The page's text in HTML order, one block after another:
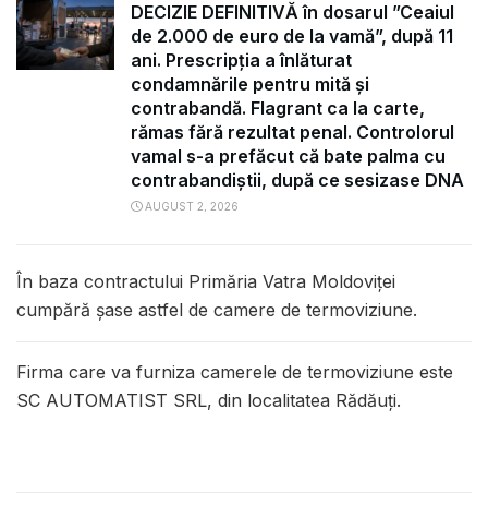
DECIZIE DEFINITIVĂ în dosarul ”Ceaiul
de 2.000 de euro de la vamă”, după 11
ani. Prescripția a înlăturat
condamnările pentru mită și
contrabandă. Flagrant ca la carte,
rămas fără rezultat penal. Controlorul
vamal s-a prefăcut că bate palma cu
contrabandiștii, după ce sesizase DNA
AUGUST 2, 2026
În baza contractului Primăria Vatra Moldoviței
cumpără șase astfel de camere de termoviziune.
Firma care va furniza camerele de termoviziune este
SC AUTOMATIST SRL, din localitatea Rădăuți.